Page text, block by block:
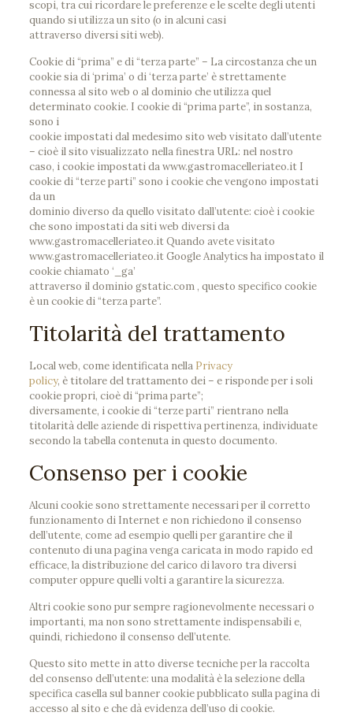
scopi, tra cui ricordare le preferenze e le scelte degli utenti
quando si utilizza un sito (o in alcuni casi
attraverso diversi siti web).
Cookie di “prima” e di “terza parte” – La circostanza che un
cookie sia di ‘prima’ o di ‘terza parte’ è strettamente
connessa al sito web o al dominio che utilizza quel
determinato cookie. I cookie di “prima parte”, in sostanza,
sono i
cookie impostati dal medesimo sito web visitato dall’utente
– cioè il sito visualizzato nella finestra URL: nel nostro
caso, i cookie impostati da www.gastromacelleriateo.it I
cookie di “terze parti” sono i cookie che vengono impostati
da un
dominio diverso da quello visitato dall’utente: cioè i cookie
che sono impostati da siti web diversi da
www.gastromacelleriateo.it Quando avete visitato
www.gastromacelleriateo.it Google Analytics ha impostato il
cookie chiamato ‘_ga’
attraverso il dominio gstatic.com , questo specifico cookie
è un cookie di “terza parte”.
Titolarità del trattamento
Local web, come identificata nella Privacy
policy, è titolare del trattamento dei – e risponde per i soli
cookie propri, cioè di “prima parte”;
diversamente, i cookie di “terze parti” rientrano nella
titolarità delle aziende di rispettiva pertinenza, individuate
secondo la tabella contenuta in questo documento.
Consenso per i cookie
Alcuni cookie sono strettamente necessari per il corretto
funzionamento di Internet e non richiedono il consenso
dell’utente, come ad esempio quelli per garantire che il
contenuto di una pagina venga caricata in modo rapido ed
efficace, la distribuzione del carico di lavoro tra diversi
computer oppure quelli volti a garantire la sicurezza.
Altri cookie sono pur sempre ragionevolmente necessari o
importanti, ma non sono strettamente indispensabili e,
quindi, richiedono il consenso dell’utente.
Questo sito mette in atto diverse tecniche per la raccolta
del consenso dell’utente: una modalità è la selezione della
specifica casella sul banner cookie pubblicato sulla pagina di
accesso al sito e che dà evidenza dell’uso di cookie.